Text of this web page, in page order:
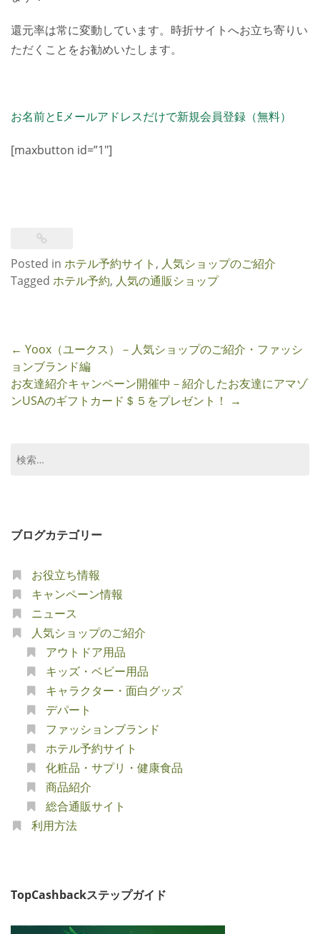
還元率は常に変動しています。時折サイトへお立ち寄りい
ただくことをお勧めいたします。
お名前とEメールアドレスだけで新規会員登録（無料）
[maxbutton id=”1″]
Posted in ホテル予約サイト , 人気ショップのご紹介
Tagged ホテル予約, 人気の通販ショップ
Post
navigation
← Yoox（ユークス）－人気ショップのご紹介・ファッシ
ョンブランド編
お友達紹介キャンペーン開催中－紹介したお友達にアマゾ
ンUSAのギフトカード＄５をプレゼント！
→
索:
ブログカテゴリー
お役立ち情報
キャンペーン情報
ニュース
人気ショップのご紹介
アウトドア用品
キッズ・ベビー用品
キャラクター・面白グッズ
デパート
ファッションブランド
ホテル予約サイト
化粧品・サプリ・健康食品
商品紹介
総合通販サイト
利用方法
TopCashbackステップガイド